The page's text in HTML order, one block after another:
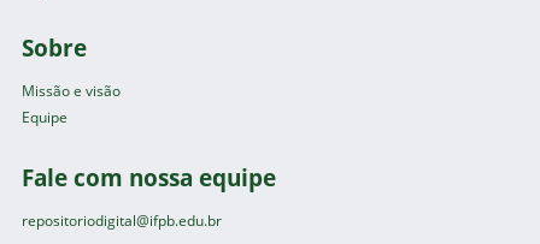
Sobre
Missão e visão
Equipe
Fale com nossa equipe
repositoriodigital@ifpb.edu.br